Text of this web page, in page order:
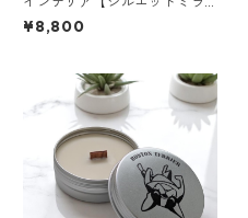
ー】犬｜ペット｜トイプード
ル
¥8,800